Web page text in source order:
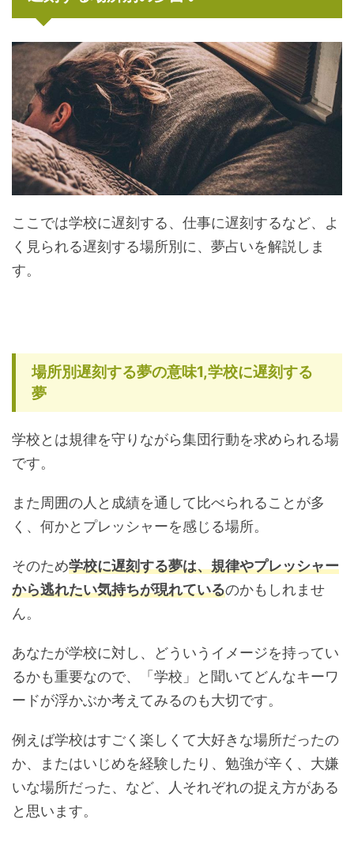
ここでは学校に遅刻する、仕事に遅刻するなど、よ
く見られる遅刻する場所別に、夢占いを解説しま
す。
場所別遅刻する夢の意味1,学校に遅刻する
夢
学校とは規律を守りながら集団行動を求められる場
です。
また周囲の人と成績を通して比べられることが多
く、何かとプレッシャーを感じる場所。
そのため学校に遅刻する夢は、規律やプレッシャー
から逃れたい気持ちが現れているのかもしれませ
ん。
あなたが学校に対し、どういうイメージを持ってい
るかも重要なので、「学校」と聞いてどんなキーワ
ードが浮かぶか考えてみるのも大切です。
例えば学校はすごく楽しくて大好きな場所だったの
か、またはいじめを経験したり、勉強が辛く、大嫌
いな場所だった、など、人それぞれの捉え方がある
と思います。